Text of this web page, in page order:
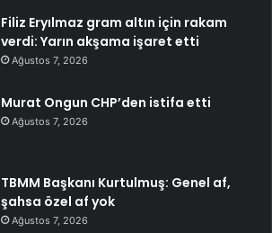
Filiz Eryılmaz gram altın için rakam
verdi: Yarın akşama işaret etti
Ağustos 7, 2026
Murat Ongun CHP’den istifa etti
Ağustos 7, 2026
TBMM Başkanı Kurtulmuş: Genel af,
şahsa özel af yok
Ağustos 7, 2026